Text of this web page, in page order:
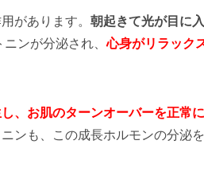
があります。朝起きて光が目に
ニンが分泌され、心身がリラック
、お肌のターンオーバーを正常
ンも、この成長ホルモンの分泌